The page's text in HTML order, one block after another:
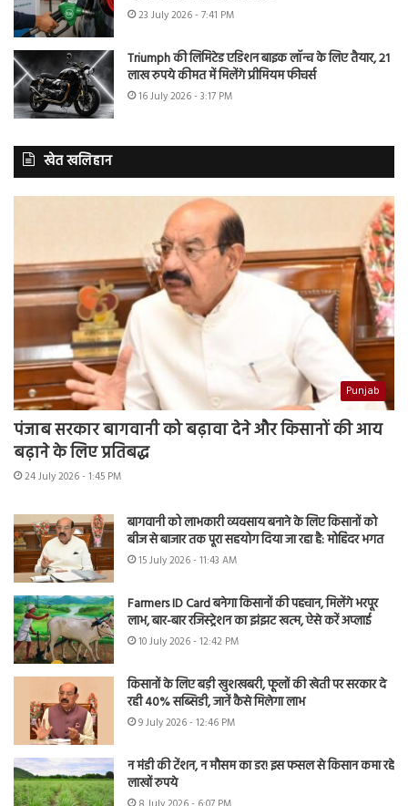
23 July 2026 - 7:41 PM
Triumph की लिमिटेड एडिशन बाइक लॉन्च के लिए तैयार, 21
लाख रुपये कीमत में मिलेंगे प्रीमियम फीचर्स
16 July 2026 - 3:17 PM
खेत खलिहान
Punjab
पंजाब सरकार बागवानी को बढ़ावा देने और किसानों की आय
बढ़ाने के लिए प्रतिबद्ध
24 July 2026 - 1:45 PM
बागवानी को लाभकारी व्यवसाय बनाने के लिए किसानों को
बीज से बाजार तक पूरा सहयोग दिया जा रहा है: मोहिंदर भगत
15 July 2026 - 11:43 AM
Farmers ID Card बनेगा किसानों की पहचान, मिलेंगे भरपूर
लाभ, बार-बार रजिस्ट्रेशन का झंझट खत्म, ऐसे करें अप्लाई
10 July 2026 - 12:42 PM
किसानों के लिए बड़ी खुशखबरी, फूलों की खेती पर सरकार दे
रही 40% सब्सिडी, जानें कैसे मिलेगा लाभ
9 July 2026 - 12:46 PM
न मंडी की टेंशन, न मौसम का डर! इस फसल से किसान कमा रहे
लाखों रुपये